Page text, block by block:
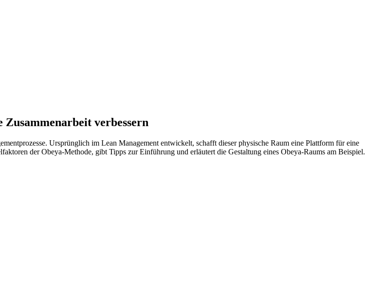
verbessern
Ursprünglich im Lean Management entwickelt, schafft dieser physische Raum eine Plattform für eine
der Obeya-Methode, gibt Tipps zur Einführung und erläutert die Gestaltung eines Obeya-Raums am Beispiel.